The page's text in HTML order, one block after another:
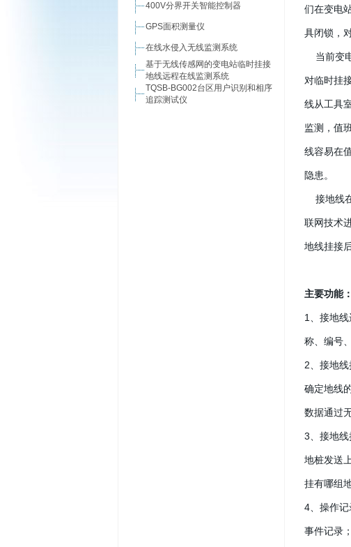
400V分界开关智能控制器
GPS面积测量仪
在线水侵入无线监测系统
基于无线传感网的变电站临时挂接
地线远程在线监测系统
TQSB-BG002台区用户识别和相序
追踪测试仪
们在变电
具闭锁，
当前变
对临时挂
线从工具
监测，值
线容易在
隐患。
接地线
联网技术
地线挂接
主要功能：
1、接地
称、编号
2、接地
确定地线
数据通过
3、接地
地桩发送
挂有哪组
4、操作
事件记录；